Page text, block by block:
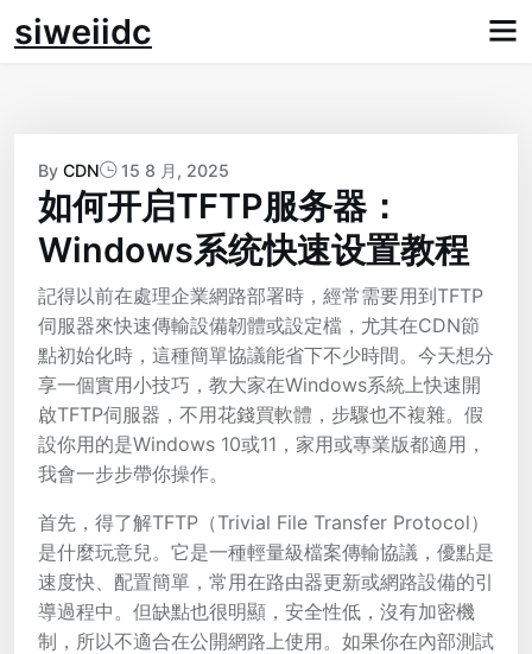
Skip
tosiweiidc
By CDN 15 8 月, 2025
如何开启TFTP服务器：
Windows系统快速设置教程
記得以前在處理企業網路部署時，經常需要用到TFTP
伺服器來快速傳輸設備韌體或設定檔，尤其在CDN節
點初始化時，這種簡單協議能省下不少時間。今天想分
享一個實用小技巧，教大家在Windows系統上快速開
啟TFTP伺服器，不用花錢買軟體，步驟也不複雜。假
設你用的是Windows 10或11，家用或專業版都適用，
我會一步步帶你操作。
首先，得了解TFTP（Trivial File Transfer Protocol）
是什麼玩意兒。它是一種輕量級檔案傳輸協議，優點是
速度快、配置簡單，常用在路由器更新或網路設備的引
導過程中。但缺點也很明顯，安全性低，沒有加密機
制，所以不適合在公開網路上使用。如果你在內部測試